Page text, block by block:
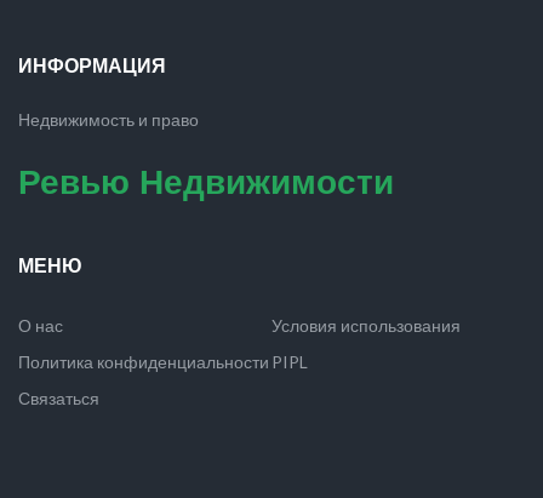
ИНФОРМАЦИЯ
Недвижимость и право
Ревью Недвижимости
МЕНЮ
О нас
Условия использования
Политика конфиденциальности PIPL
Связаться